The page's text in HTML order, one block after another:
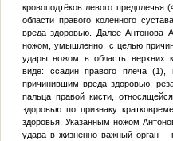
кровоподтёков левого
области правого коленного
вреда здоровью. Далее Антонова
ножом, умышленно, с целью
удары ножом в область верхних
виде: ссадин правого плеча
причинившим вреда здоровью;
пальца правой кисти,
здоровью по признаку
здоровья. Указанным ножом
удара в жизненно важный орган –